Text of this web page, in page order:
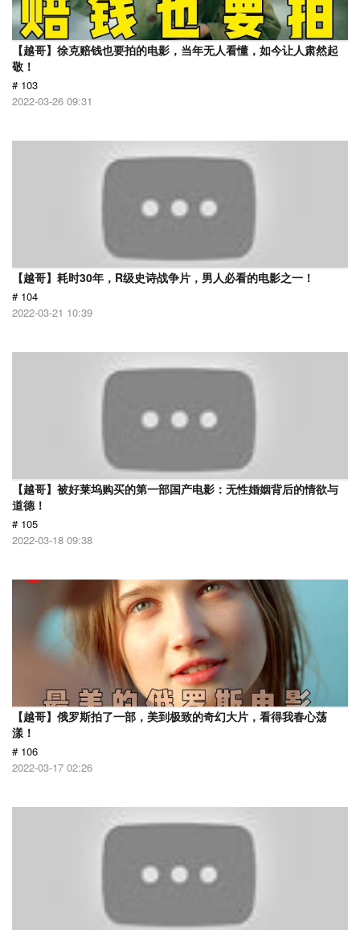
【越哥】徐克赔钱也要拍的电影，当年无人看懂，如今让人肃然起
敬！
# 103
2022-03-26 09:31
【越哥】耗时30年，R级史诗战争片，男人必看的电影之一！
# 104
2022-03-21 10:39
【越哥】被好莱坞购买的第一部国产电影：无性婚姻背后的情欲与
道德！
# 105
2022-03-18 09:38
【越哥】俄罗斯拍了一部，美到极致的奇幻大片，看得我春心荡
漾！
# 106
2022-03-17 02:26